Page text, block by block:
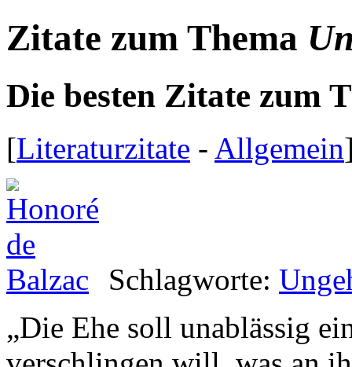
Zitate zum Thema
Die besten Zitate zum
[Literaturzitate - Allgemein
Schlagworte:
„Die Ehe soll unablässig